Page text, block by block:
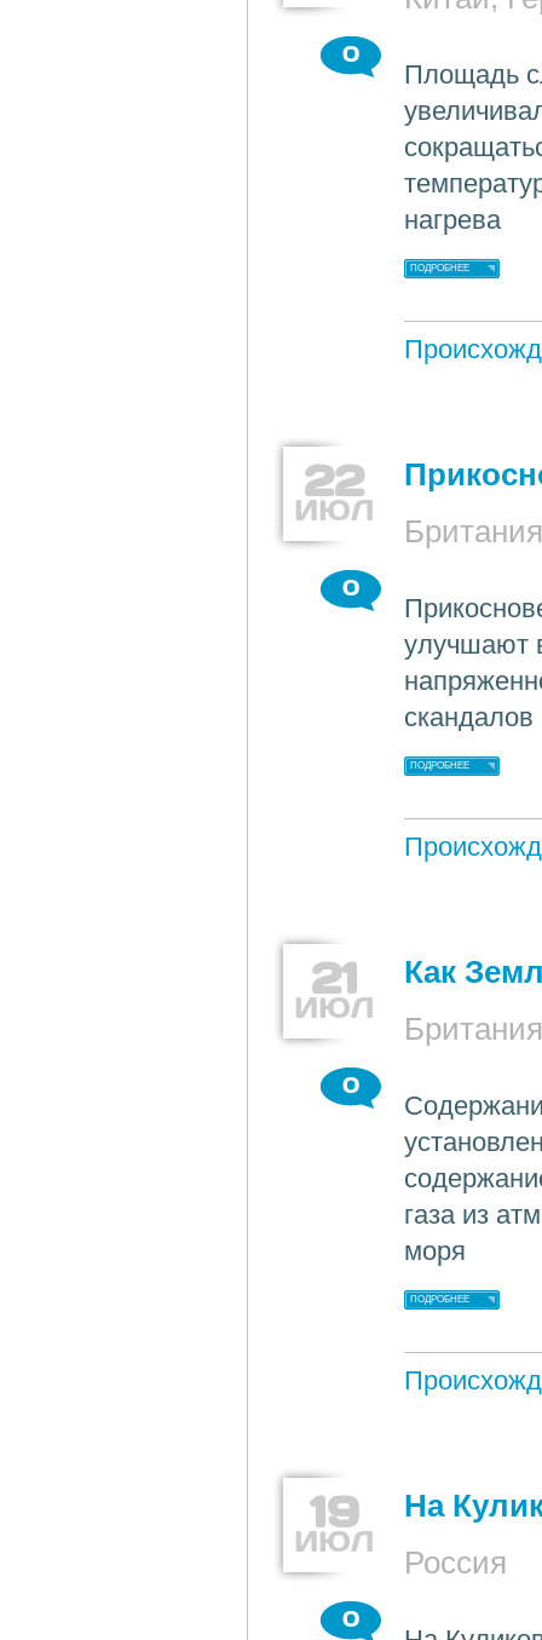
0
Площадь
нагрева
ПОДРОБНЕЕ
22
ИЮЛ
Британия
0
улучшают
скандалов
ПОДРОБНЕЕ
21
ИЮЛ
Как
Британия
0
газа из
моря
ПОДРОБНЕЕ
19
ИЮЛ
На
Россия
0